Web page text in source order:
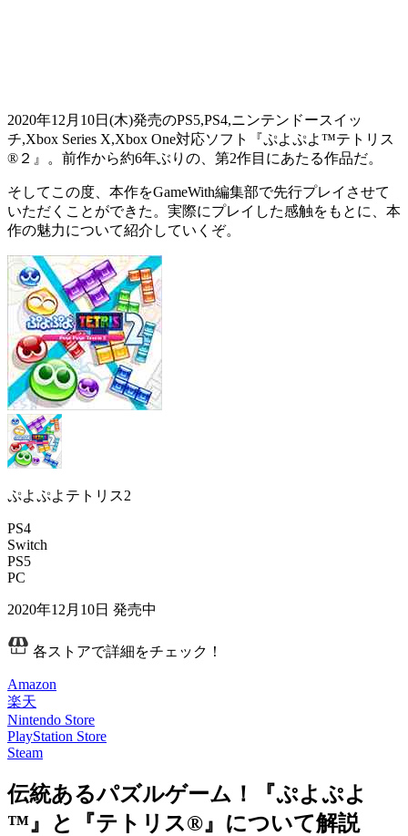
2020年12月10日(木)発売のPS5,PS4,ニンテンドースイッ
チ,Xbox Series X,Xbox One対応ソフト『ぷよぷよ™テトリス
®２ 』。前作から約6年ぶりの、 第2作目 にあたる作品だ。
そしてこの度、本作をGameWith編集部で先行プレイ させて
いただくことができた。実際にプレイした感触をもとに、本
作の魅力について紹介していくぞ。
ぷよぷよテトリス2
PS4
Switch
PS5
PC
2020年12月10日 発売中
各ストアで詳細をチェック！
Amazon
楽天
Nintendo Store
PlayStation Store
Steam
伝統あるパズルゲーム！『ぷよぷよ
™』と『テトリス®』について解説